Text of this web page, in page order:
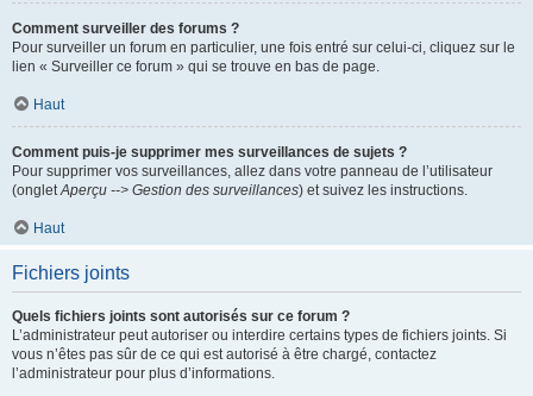
Comment surveiller des forums ?
Pour surveiller un forum en particulier, une fois entré sur celui-ci, cliquez sur le
lien « Surveiller ce forum » qui se trouve en bas de page.
Haut
Comment puis-je supprimer mes surveillances de sujets ?
Pour supprimer vos surveillances, allez dans votre panneau de l’utilisateur
(ongletAperçu --> Gestion des surveillances) et suivez les instructions.
Haut
Fichiers joints
Quels fichiers joints sont autorisés sur ce forum ?
L’administrateur peut autoriser ou interdire certains types de fichiers joints. Si
vous n’êtes pas sûr de ce qui est autorisé à être chargé, contactez
l’administrateur pour plus d’informations.